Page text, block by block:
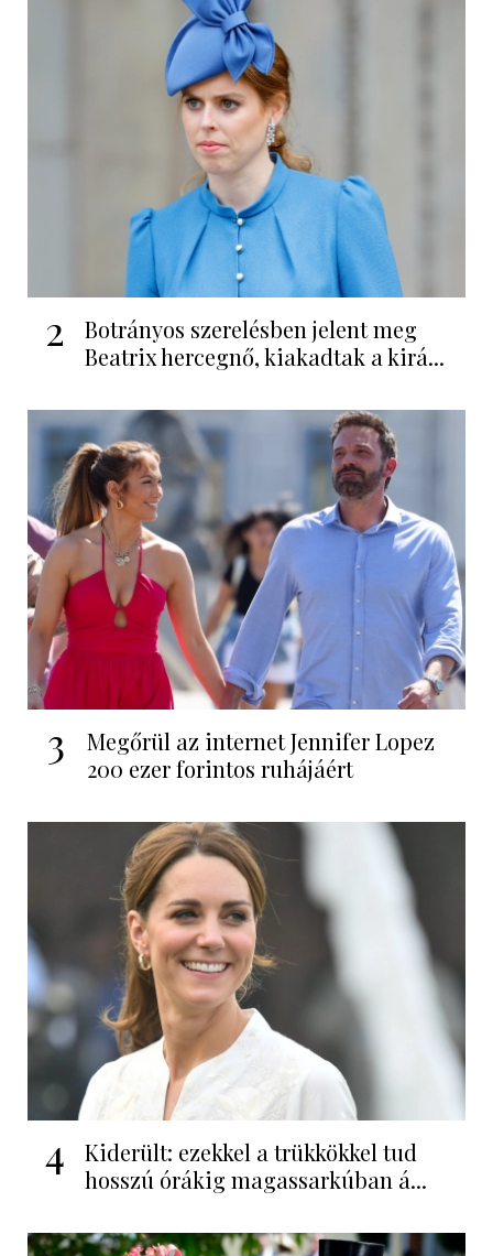
2
Botrányos szerelésben jelent meg
Beatrix hercegnő, kiakadtak a kirá...
3
Megőrül az internet Jennifer Lopez
200 ezer forintos ruhájáért
4
Kiderült: ezekkel a trükkökkel tud
hosszú órákig magassarkúban á...